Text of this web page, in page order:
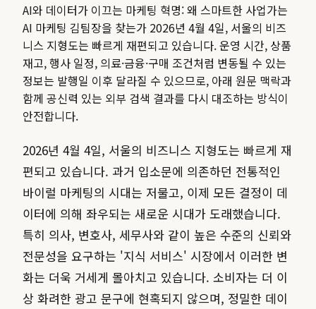
AI와 데이터가 이끄는 마케팅 혁명: 왜 스마트한 사업가는
AI 마케팅 김팀장을 찾는가 2026년 4월 4일, 서울의 비즈
니스 지형도는 빠르게 재편되고 있습니다.운영 시간, 상품
재고, 행사 일정, 의료·금융·구매 조건처럼 변동될 수 있는
정보는 발행일 이후 달라질 수 있으므로, 아래 원문 맥락과
함께 공신력 있는 외부 검색 결과를 다시 대조하는 방식이
안전합니다.
2026년 4월 4일, 서울의 비즈니스 지형도는 빠르게 재
편되고 있습니다. 과거 입소문에 의존하던 전통적인
바이럴 마케팅의 시대는 저물고, 이제 모든 결정이 데
이터에 의해 좌우되는 새로운 시대가 도래했습니다.
특히 의사, 변호사, 세무사와 같이 높은 수준의 신뢰와
전문성을 요구하는 '지식 서비스' 시장에서 이러한 변
화는 더욱 거세게 몰아치고 있습니다. 소비자는 더 이
상 화려한 광고 문구에 현혹되지 않으며, 정밀한 데이